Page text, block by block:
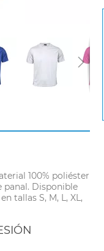
100% poliéster
panal. Disponible
tallas S, M, L, XL,